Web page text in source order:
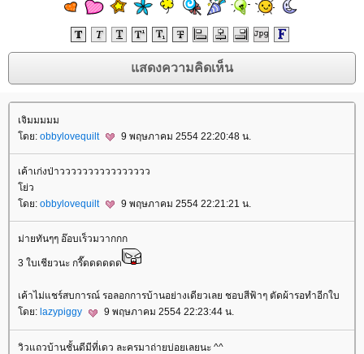
เจิมมมมม
ดย: obbylovequilt 9 พฤษภาคม 2554 22:20:48 น.
เค้าเก่งป่าวววววววววววววววว
่ว
ดย: obbylovequilt 9 พฤษภาคม 2554 22:21:21 น.
ม่ายทันๆๆ อ๊อบเร็วมวากกก
3 ใบเชียวนะ กรี๊ดดดดดด
เค้าไม่แชร์สบการณ์ รอลอกการบ้านอย่างเดียวเลย ชอบสีฟ้าๆ ตัดผ้ารอทำอีกใบ
ดย: lazypiggy 9 พฤษภาคม 2554 22:23:44 น.
วิวแถวบ้านชั้นดีมีที่เดว ละครมาถ่ายบ่อยเลยนะ ^^